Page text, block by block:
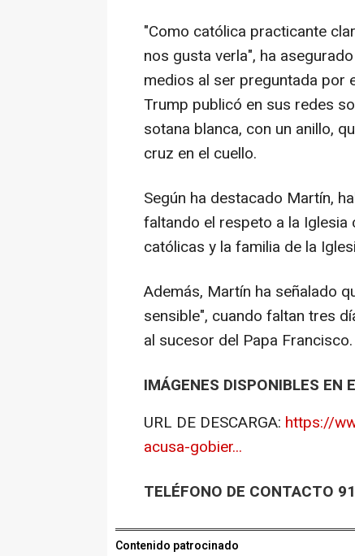
"Como católica practicante
nos gusta verla", ha
medios al ser preguntada por
Trump publicó en sus redes
sotana blanca, con un anillo,
cruz en el cuello.
Según ha destacado Martín,
faltando el respeto a la
católicas y la familia de la
Además, Martín ha señalado
sensible", cuando faltan tres
al sucesor del Papa Francisco.
IMÁGENES DISPONIBLES EN
URL DE DESCARGA: https://
acusa-gobier...
TELÉFONO DE CONTACTO
Contenido patrocinado